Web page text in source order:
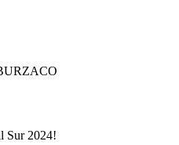
Sur 2024!